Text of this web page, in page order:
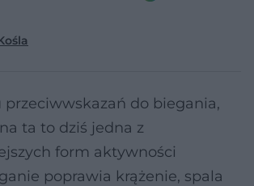
do biegania,
ta to dziś jedna z
form aktywności
poprawia krążenie, spala